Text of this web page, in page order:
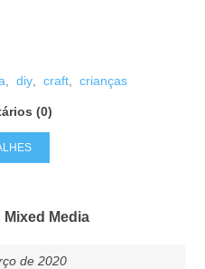
diy, craft, crianças
(0)
Media
de 2020